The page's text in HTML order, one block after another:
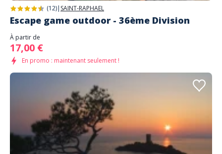
(12)| SAINT-RAPHAEL
Escape game outdoor - 36ème Division
À partir de
17,00 €
En promo : maintenant seulement !